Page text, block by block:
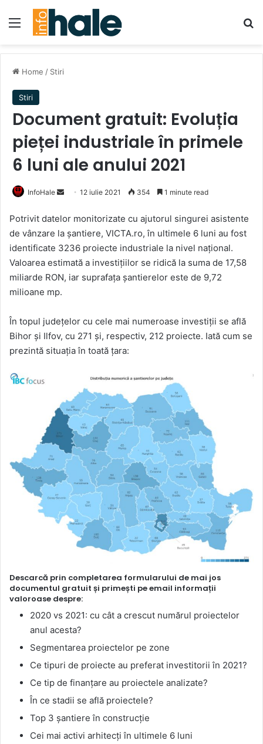
Menu
Home / Stiri
Stiri
Document gratuit: Evoluția
pieței industriale în primele
6 luni ale anului 2021
InfoHale
Send
email
12 iulie 2021 354 1 minute read
Potrivit datelor monitorizate cu ajutorul singurei asistente
de vânzare la șantiere, VICTA.ro, în ultimele 6 luni au fost
identificate 3236 proiecte industriale la nivel național.
Valoarea estimată a investițiilor se ridică la suma de 17,58
miliarde RON, iar suprafața șantierelor este de 9,72
milioane mp.
În topul județelor cu cele mai numeroase investiții se află
Bihor și Ilfov, cu 271 și, respectiv, 212 proiecte. Iată cum se
prezintă situația în toată țara:
Descarcă prin completarea formularului de mai jos
documentul gratuit și primești pe email informații
valoroase despre:
2020 vs 2021: cu cât a crescut numărul proiectelor
anul acesta?
Segmentarea proiectelor pe zone
Ce tipuri de proiecte au preferat investitorii în 2021?
Ce tip de finanțare au proiectele analizate?
În ce stadii se află proiectele?
Top 3 șantiere în construcție
Cei mai activi arhitecți în ultimele 6 luni